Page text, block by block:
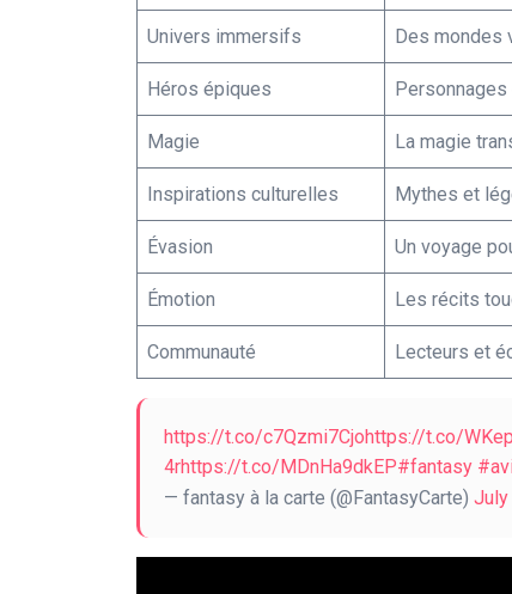
Univers immersifs Des mondes
Héros épiques
Magie La magie
Inspirations culturelles Mythes et
Évasion Un voyage
Émotion Les récits
Communauté Lecteurs et
https://t.co/c7Qzmi7Cjohttps://t.co/
4rhttps://t.co/MDnHa9dkEP#fantasy
— fantasy à la carte (@FantasyCarte) July